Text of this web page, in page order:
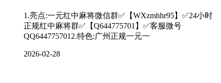
1.亮点:一元红中麻将微信群✅【WXzmhhr95】✅24小时
正规红中麻将群✅【Q644775701】✅客服微号
QQ6447757012.特色:广州正规一元一
2026-02-28